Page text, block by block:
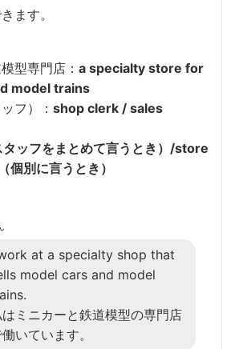
ます。
型専門店： a specialty store for
model trains
フ）： shop clerk / sales
ッフをまとめて言うとき）/store
別に言うとき）
at a specialty shop that
model cars and model
ミニカーと鉄道模型の専門店
いています。